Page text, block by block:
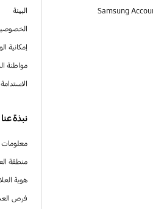
البيئة
إمكانية
مواطنة
نبذة عنا
معلومات
منطقة
هوية
فرص